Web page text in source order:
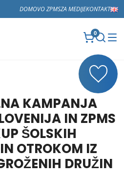
DOMOVO ZPMSZA MEDIJEKONTAKT
0
KAMPANJA
IN ZPMS
ŠOLSKIH
OTROKOM IZ
DRUŽIN